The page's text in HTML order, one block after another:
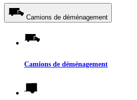
Camions de déménagement
Camions de déménagement